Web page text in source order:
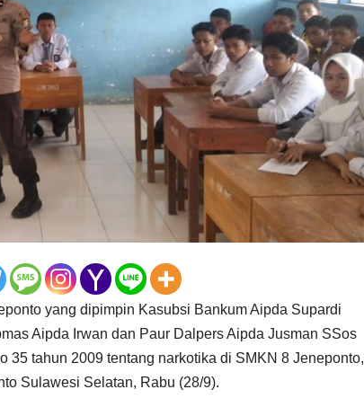
yang dipimpin Kasubsi Bankum Aipda Supardi
Aipda Irwan dan Paur Dalpers Aipda Jusman SSos
tahun 2009 tentang narkotika di SMKN 8 Jeneponto,
Sulawesi Selatan, Rabu (28/9).